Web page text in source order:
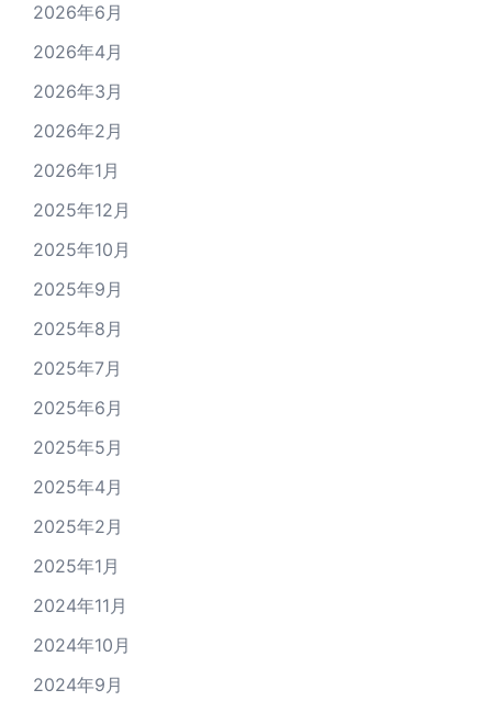
2026年6月
2026年4月
2026年3月
2026年2月
2026年1月
2025年12月
2025年10月
2025年9月
2025年8月
2025年7月
2025年6月
2025年5月
2025年4月
2025年2月
2025年1月
2024年11月
2024年10月
2024年9月